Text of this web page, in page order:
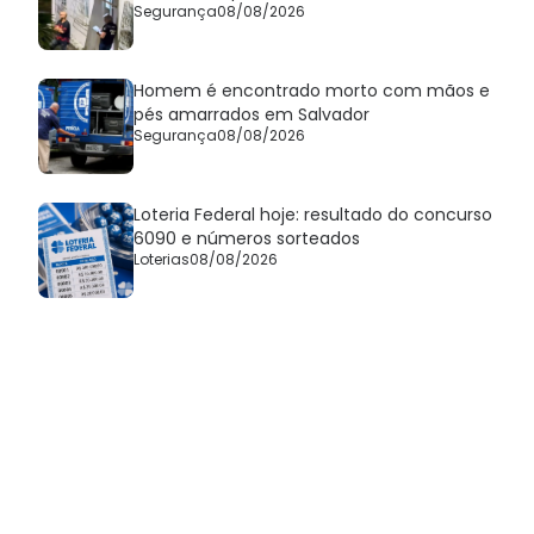
Segurança08/08/2026
Homem é encontrado morto com mãos e
pés amarrados em Salvador
Segurança08/08/2026
Loteria Federal hoje: resultado do concurso
6090 e números sorteados
Loterias08/08/2026